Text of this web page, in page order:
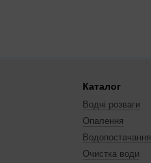
Каталог
Водні розваги
Опалення
Водопостачання
Очистка води